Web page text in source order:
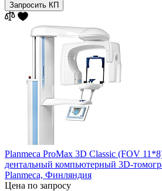
Запросить КП
Planmeca ProMax 3D Classic (FOV
дентальный компьютерный 3D-
Planmeca, Финляндия
Цена по запросу